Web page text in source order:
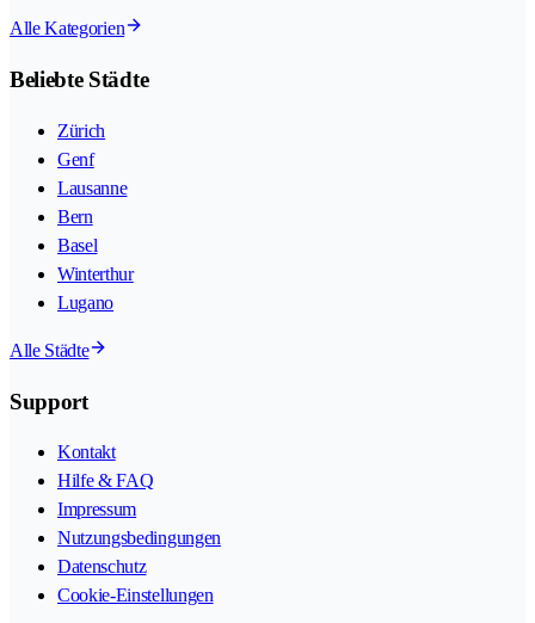
Alle Kategorien
Beliebte Städte
Zürich
Genf
Lausanne
Bern
Basel
Winterthur
Lugano
Alle Städte
Support
Kontakt
Hilfe & FAQ
Impressum
Nutzungsbedingungen
Datenschutz
Cookie-Einstellungen